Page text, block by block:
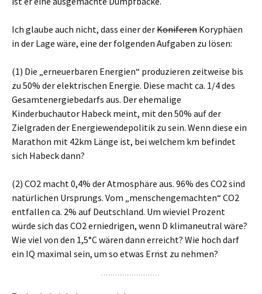
Ich glaube auch nicht, dass einer derKoniferen Koryphäen
in der Lage wäre, eine der folgenden Aufgaben zu lösen:
(1) Die „erneuerbaren Energien“ produzieren zeitweise bis
zu 50% der elektrischen Energie. Diese macht ca. 1/4 des
Gesamtenergiebedarfs aus. Der ehemalige
Kinderbuchautor Habeck meint, mit den 50% auf der
Zielgraden der Energiewendepolitik zu sein. Wenn diese ein
Marathon mit 42km Länge ist, bei welchem km befindet
sich Habeck dann?
(2) CO2 macht 0,4% der Atmosphäre aus. 96% des CO2 sind
natürlichen Ursprungs. Vom „menschengemachten“ CO2
entfallen ca. 2% auf Deutschland. Um wieviel Prozent
würde sich das CO2 erniedrigen, wenn D klimaneutral wäre?
Wie viel von den 1,5°C wären dann erreicht? Wie hoch darf
ein IQ maximal sein, um so etwas Ernst zu nehmen?